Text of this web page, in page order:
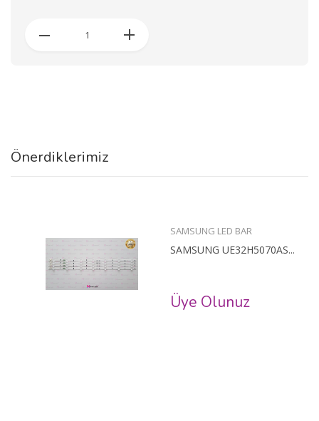
Önerdiklerimiz
SAMSUNG LED BAR
SAMSUNG UE32H5070AS...
Üye Olunuz